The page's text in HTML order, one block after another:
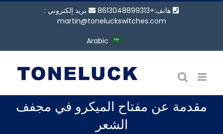
هاتف:+8613048899313
بريد إلكتروني :
martin@toneluckswitches.com
Arabic
مقدمة عن مفتاح الميكرو في مجفف
الشعر